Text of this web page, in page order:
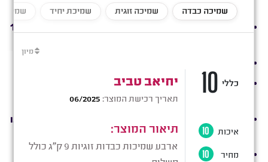
מצהיר כי קרא את תקנון זה, הבין אותו ומסכים לכל תנאיו.
ביצוע עסקת אשראי באתר תתבצע על ידי אדם בוגר מגיל 18
החנות שומרת לעצמה את הזכות לשנות את תנאי התקנון
מעת לעת, על פי שיקול דעתה הבלעדי.
תמונות המוצרים באתר מוצגות לצורך המחשה בלבד וייתכנו
הבדלים קלים בין התמונה לבין המוצר בפועל.
המחירים המופיעים באתר כוללים מע”מ.